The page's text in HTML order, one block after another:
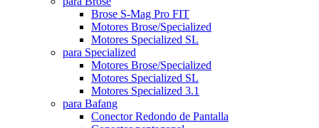
Brose S-Mag Pro FIT
Motores Brose/Specialized
Motores Specialized SL
para Specialized
Motores Brose/Specialized
Motores Specialized SL
Motores Specialized 3.1
para Bafang
Conector Redondo de Pantalla